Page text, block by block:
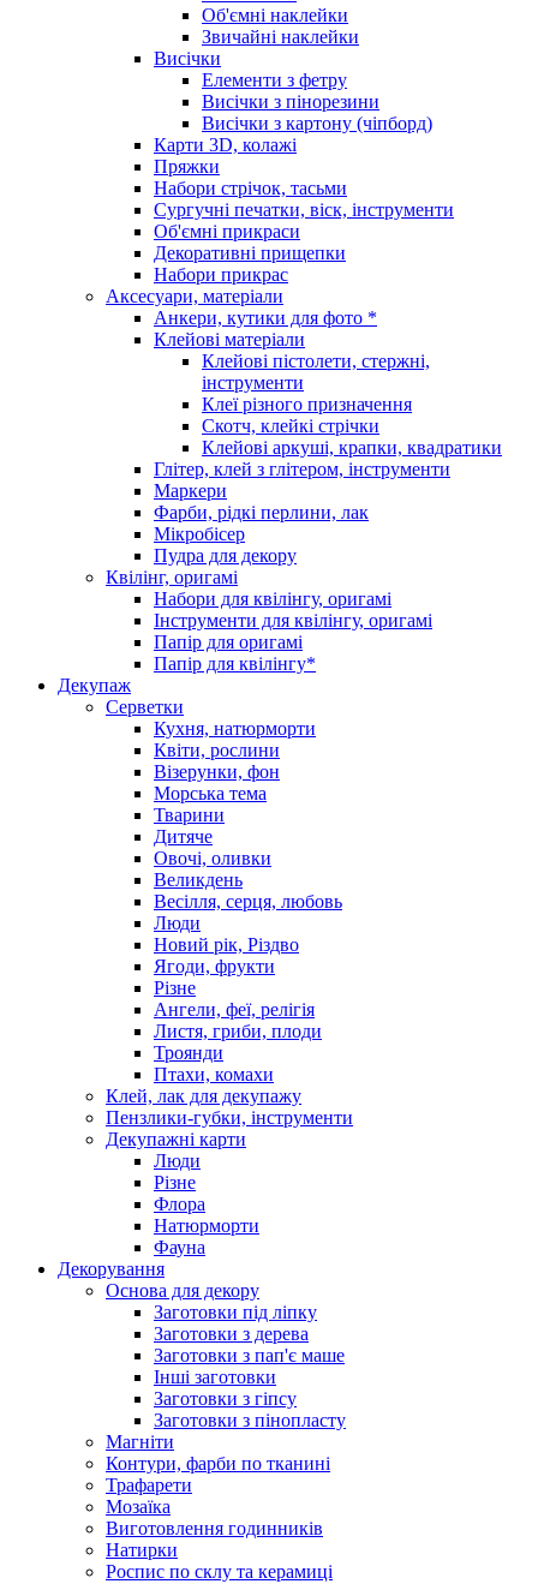
Об'ємні наклейки
Звичайні наклейки
Висічки
Елементи з фетру
Висічки з пінорезини
Висічки з картону (чіпборд)
Карти 3D, колажі
Пряжки
Набори стрічок, тасьми
Сургучні печатки, віск, інструменти
Об'ємні прикраси
Декоративні прищепки
Набори прикрас
Аксесуари, матеріали
Анкери, кутики для фото *
Клейові матеріали
Клейові пістолети, стержні,
інструменти
Клеї різного призначення
Скотч, клейкі стрічки
Клейові аркуші, крапки, квадратики
Глітер, клей з глітером, інструменти
Маркери
Фарби, рідкі перлини, лак
Мікробісер
Пудра для декору
Квілінг, оригамі
Набори для квілінгу, оригамі
Інструменти для квілінгу, оригамі
Папір для оригамі
Папір для квілінгу*
Декупаж
Серветки
Кухня, натюрморти
Квіти, рослини
Візерунки, фон
Морська тема
Тварини
Дитяче
Овочі, оливки
Великдень
Весілля, серця, любовь
Люди
Новий рік, Різдво
Ягоди, фрукти
Різне
Ангели, феї, релігія
Листя, гриби, плоди
Троянди
Птахи, комахи
Клей, лак для декупажу
Пензлики-губки, інструменти
Декупажні карти
Люди
Різне
Флора
Натюрморти
Фауна
Декорування
Основа для декору
Заготовки під ліпку
Заготовки з дерева
Заготовки з пап'є маше
Інші заготовки
Заготовки з гіпсу
Заготовки з пінопласту
Магніти
Контури, фарби по тканині
Трафарети
Мозаїка
Виготовлення годинників
Натирки
Роспис по склу та керамиці